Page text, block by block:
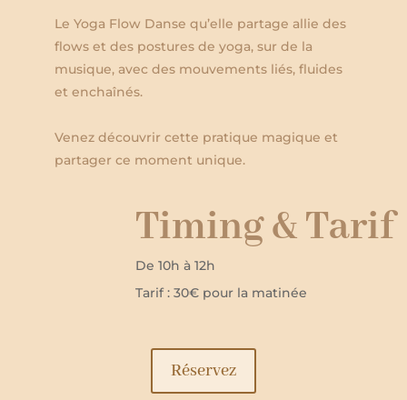
Le Yoga Flow Danse qu’elle partage allie des
flows et des postures de yoga, sur de la
musique, avec des mouvements liés, fluides
et enchaînés.
Venez découvrir cette pratique magique et
partager ce moment unique.
Timing & Tarif
De 10h à 12h
Tarif : 30€ pour la matinée
Réservez